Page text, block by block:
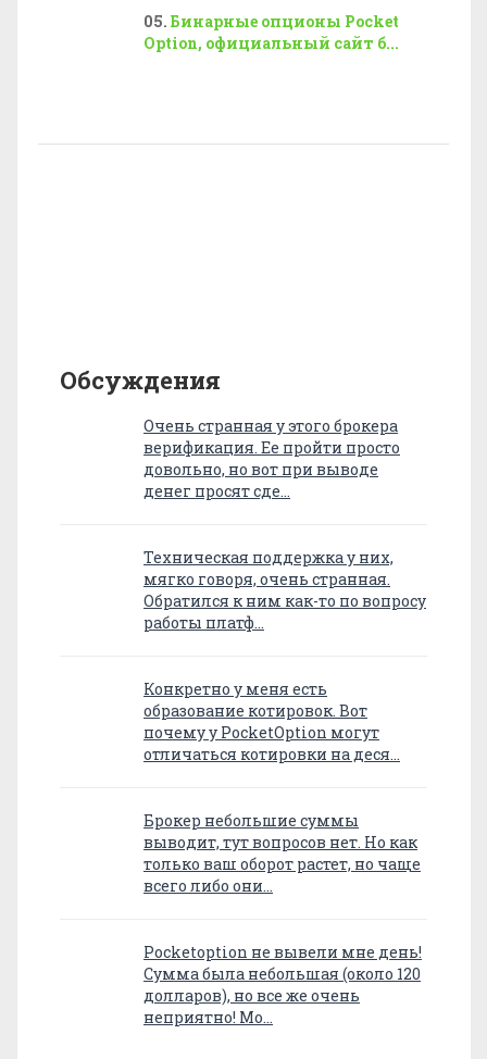
Бинарные опционы Pocket
Option, официальный сайт б...
Обсуждения
Очень странная у этого брокера
верификация. Ее пройти просто
довольно, но вот при выводе
денег просят сде…
Техническая поддержка у них,
мягко говоря, очень странная.
Обратился к ним как-то по вопросу
работы платф…
Конкретно у меня есть
образование котировок. Вот
почему у PocketOption могут
отличаться котировки на деся…
Брокер небольшие суммы
выводит, тут вопросов нет. Но как
только ваш оборот растет, но чаще
всего либо они…
Pocketoption не вывели мне день!
Сумма была небольшая (около 120
долларов), но все же очень
неприятно! Мо…